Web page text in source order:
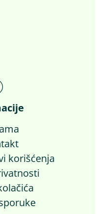
korišćenja